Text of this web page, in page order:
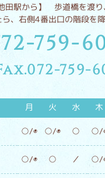
池田駅から】 歩道橋を渡
、右側4番出口の階段を
759-
759-
月 火 水 木
○/◉ ○/◉ ○ ○/
○/◉ ○ ／ ○/